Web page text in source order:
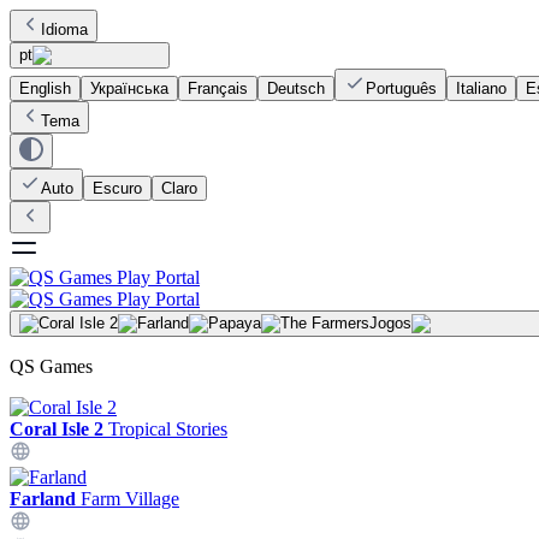
Idioma
pt
English
Українська Français Deutsch Português Italiano
Tema
Auto Escuro Claro
Jogos
QS Games
Coral Isle 2 Tropical Stories
Farland Farm Village